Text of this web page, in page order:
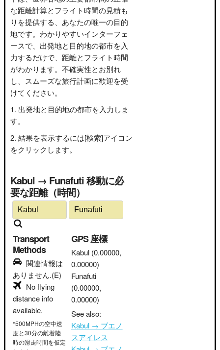
な距離計算とフライト時間の見積も
りを提供する、あなたの唯一の目的
地です。わかりやすいインターフェ
ースで、出発地と目的地の都市を入
力するだけで、距離とフライト時間
がわかります。不確実性とお別れ
し、スムーズな旅行計画に歓迎を受
けてください。
出発地と目的地の都市を入力しま
す。
結果を表示するには[検索]アイコン
をクリックします。
Kabul → Funafuti 移動に必
要な距離（時間）
Transport
Methods
関連情報は
ありません.(E)
No flying
distance info
available.
*500MPHの空中速
度と30分の離着陸
時の滑走時間を仮定
GPS 座標
Kabul (0.00000,
0.00000)
Funafuti
(0.00000,
0.00000)
See also:
Kabul → ブエノ
スアイレス